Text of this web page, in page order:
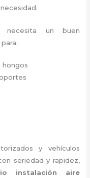
un buen
hongos
y vehículos
seriedad y rapidez,
instalación aire